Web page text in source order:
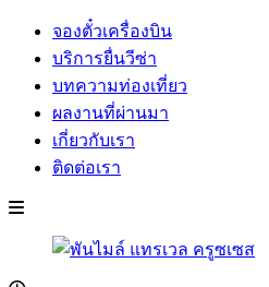
จองตั๋วเครื่องบิน
บริการยื่นวีซ่า
บทความท่องเที่ยว
ผลงานที่ผ่านมา
เกี่ยวกับเรา
ติดต่อเรา